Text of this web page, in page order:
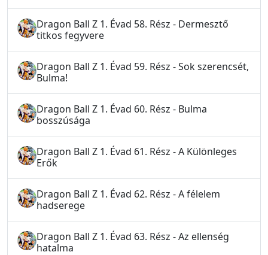
Dragon Ball Z 1. Évad 58. Rész - Dermesztő
titkos fegyvere
Dragon Ball Z 1. Évad 59. Rész - Sok szerencsét,
Bulma!
Dragon Ball Z 1. Évad 60. Rész - Bulma
bosszúsága
Dragon Ball Z 1. Évad 61. Rész - A Különleges
Erők
Dragon Ball Z 1. Évad 62. Rész - A félelem
hadserege
Dragon Ball Z 1. Évad 63. Rész - Az ellenség
hatalma